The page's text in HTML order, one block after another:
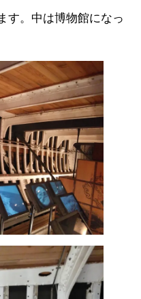
す。中は博物館になっ